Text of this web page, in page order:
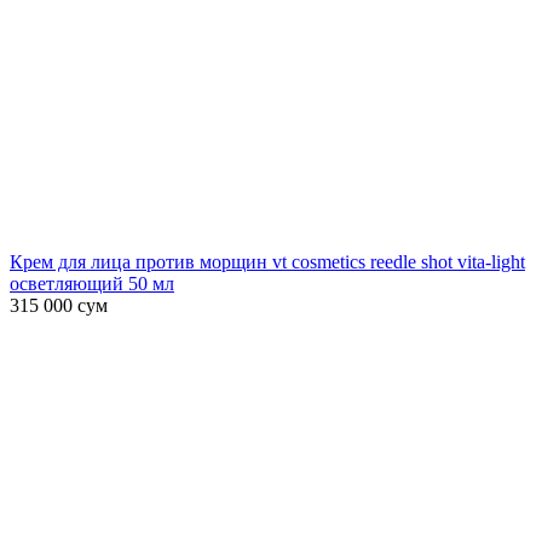
Крем для лица против морщин vt cosmetics reedle shot vita-light
осветляющий 50 мл
315 000 сум